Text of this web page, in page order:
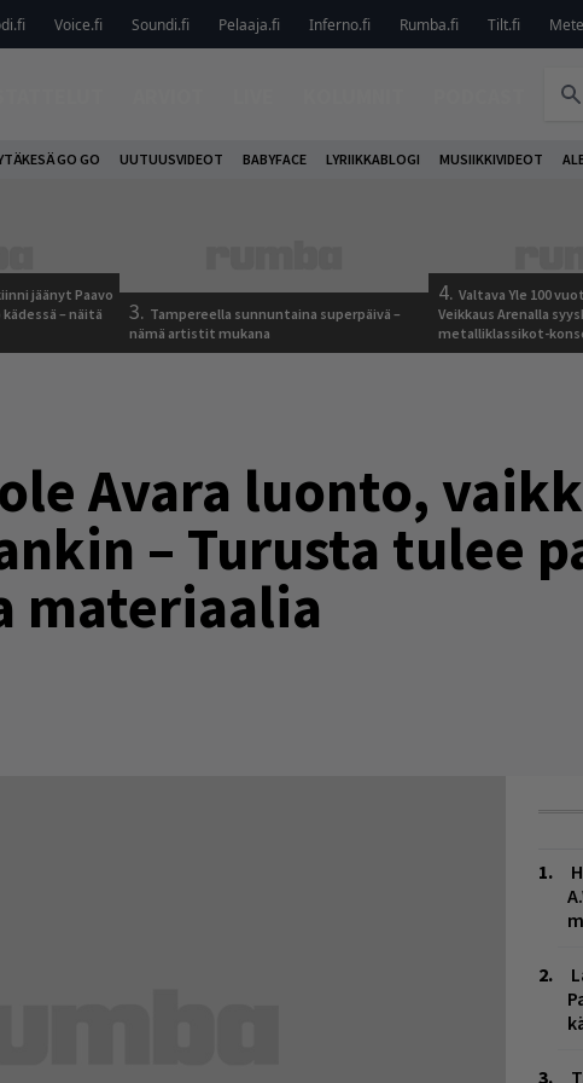
Voice.fi Soundi.fi Pelaaja.fi Inferno.fi Rumba.fi Tilt.fi
GO GO UUTUUSVIDEOT BABYFACE LYRIIKKABLOGI MUSIIKKIVIDEOT
jäänyt Paavo
– näitä
3. Tampereella sunnuntaina superpäivä –
nämä artistit mukana
4. Valtava Yle 100
Veikkaus Arenalla
metalliklassikot-
ole Avara luonto,
– Turusta tulee
materiaalia